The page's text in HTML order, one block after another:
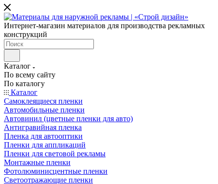
Интернет-магазин материалов для производства рекламных
конструкций
Каталог
По всему сайту
По каталогу
Каталог
Самоклеящиеся пленки
Автомобильные пленки
Автовинил (цветные пленки для авто)
Антигравийная пленка
Пленка для автооптики
Пленки для аппликаций
Пленки для световой рекламы
Монтажные пленки
Фотолюминисцентные пленки
Светоотражающие пленки